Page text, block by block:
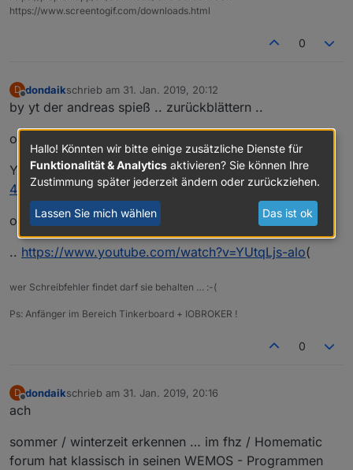
https://www.screentogif.com/downloads.html
0
D
Offline
dondaikschrieb am 31. Jan. 2019, 20:12
zuletzt editiert von
by yt der andreas spieß .. zurückblättern ..
oder
YT -https://www.youtube.com/watch?v=Fb26Xqv6t-
4&t=3s
oder
.. https://www.youtube.com/watch?v=YUtqLjs-alo(
wer Schreibfehler findet darf sie behalten … :-(
Ps: Anfänger im Bereich Tinkerboard + IOBROKER !
0
D
Offline
dondaikschrieb am 31. Jan. 2019, 20:16
zuletzt editiert von
ach
sommer / winterzeit erkennen … im fhz / Homematic
forum hat klassisch in seinen WEMOS - Programmen
Hallo! Könnten wir bitte einige zusätzliche Dienste für
Funktionalität & Analytics aktivieren? Sie können Ihre
Zustimmung später jederzeit ändern oder zurückziehen.
Lassen Sie mich wählen Das ist ok